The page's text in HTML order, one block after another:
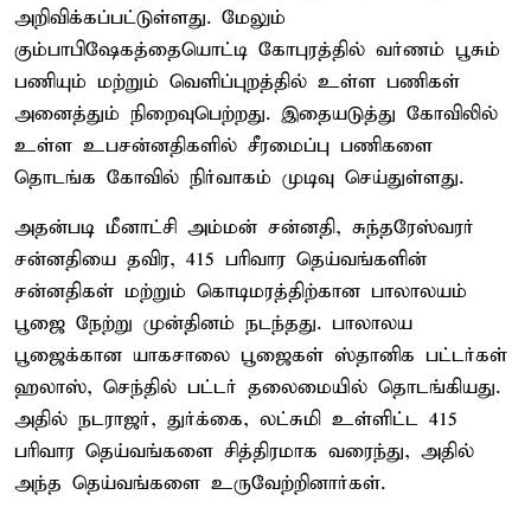
அறிவிக்கப்பட்டுள்ளது. மேலும்
கும்பாபிஷேகத்தையொட்டி கோபுரத்தில் வர்ணம் பூசும்
பணியும் மற்றும் வெளிப்புறத்தில் உள்ள பணிகள்
அனைத்தும் நிறைவுபெற்றது. இதையடுத்து கோவிலில்
உள்ள உபசன்னதிகளில் சீரமைப்பு பணிகளை
தொடங்க கோவில் நிர்வாகம் முடிவு செய்துள்ளது.
அதன்படி மீனாட்சி அம்மன் சன்னதி, சுந்தரேஸ்வரர்
சன்னதியை தவிர, 415 பரிவார தெய்வங்களின்
சன்னதிகள் மற்றும் கொடிமரத்திற்கான பாலாலயம்
பூஜை நேற்று முன்தினம் நடந்தது. பாலாலய
பூஜைக்கான யாகசாலை பூஜைகள் ஸ்தானிக பட்டர்கள்
ஹலாஸ், செந்தில் பட்டர் தலைமையில் தொடங்கியது.
அதில் நடராஜர், துர்க்கை, லட்சுமி உள்ளிட்ட 415
பரிவார தெய்வங்களை சித்திரமாக வரைந்து, அதில்
அந்த தெய்வங்களை உருவேற்றினார்கள்.